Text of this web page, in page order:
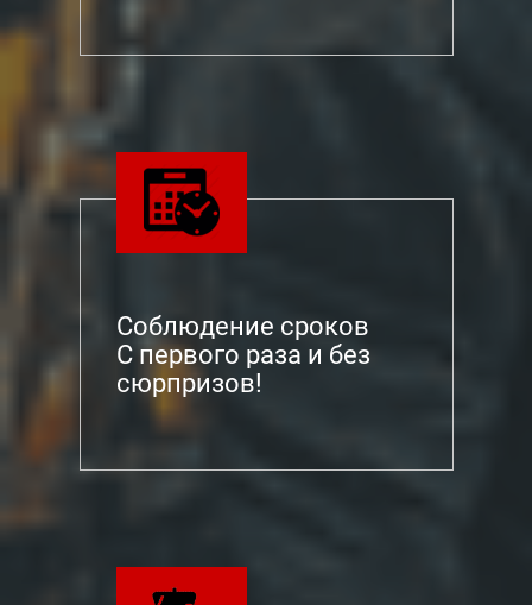
Соблюдение сроков
С первого раза и без
сюрпризов!